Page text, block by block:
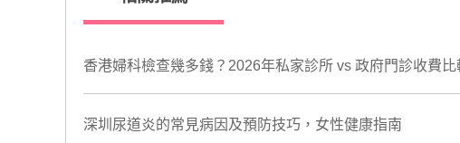
香港婦科檢查幾多錢？2026年私家診所 vs 政府門診收費
深圳尿道炎的常見病因及預防技巧，女性健康指南